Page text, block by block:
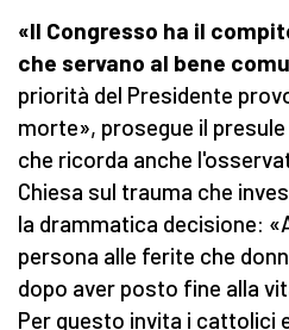
«Il Congresso ha il
che servano al bene
priorità del Presidente
morte», prosegue il
che ricorda anche
Chiesa sul trauma che
la drammatica decisione:
persona alle ferite che
dopo aver posto fine alla
Per questo invita i cattolici